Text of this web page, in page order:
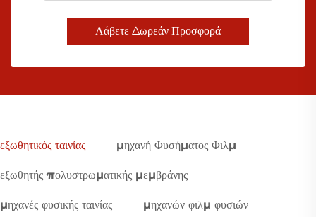
Λάβετε Δωρεάν Προσφορά
εξωθητικός ταινίας μηχανή Φυσήματος Φιλμ
εξωθητής πολυστρωματικής μεμβράνης
μηχανές φυσικής ταινίας μηχανών φιλμ φυσιών